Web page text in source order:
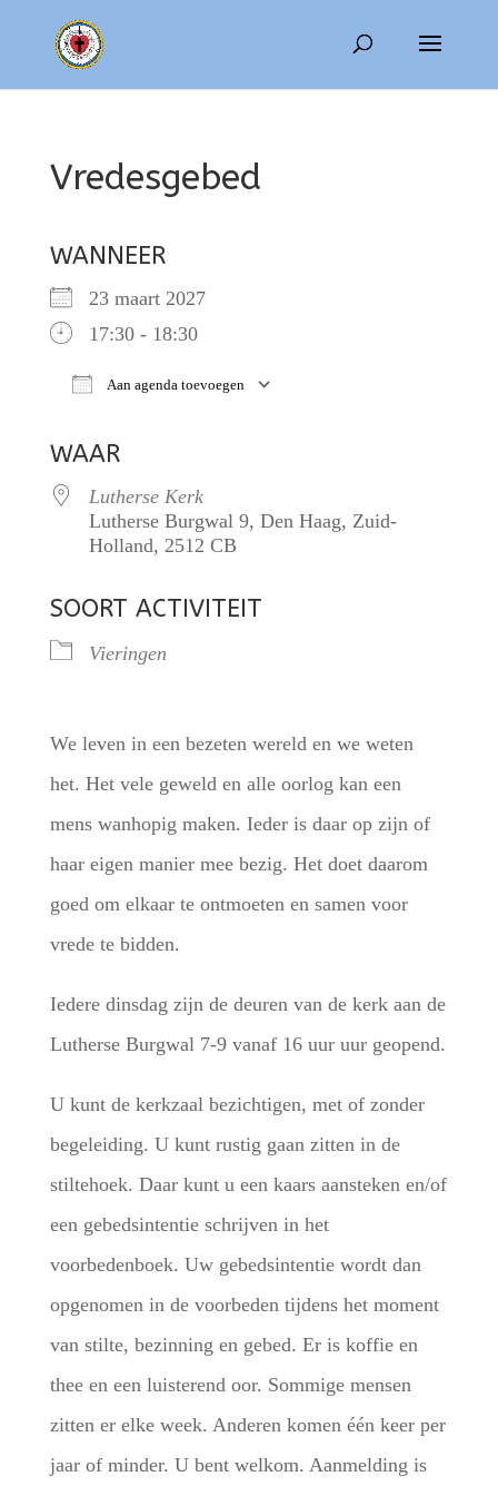
Vredesgebed
WANNEER
23 maart 2027
17:30 - 18:30
Aan agenda toevoegen
WAAR
Lutherse Kerk
Lutherse Burgwal 9, Den Haag, Zuid-
Holland, 2512 CB
SOORT ACTIVITEIT
Vieringen
We leven in een bezeten wereld en we weten
het. Het vele geweld en alle oorlog kan een
mens wanhopig maken. Ieder is daar op zijn of
haar eigen manier mee bezig. Het doet daarom
goed om elkaar te ontmoeten en samen voor
vrede te bidden.
Iedere dinsdag zijn de deuren van de kerk aan de
Lutherse Burgwal 7-9 vanaf 16 uur uur geopend.
U kunt de kerkzaal bezichtigen, met of zonder
begeleiding. U kunt rustig gaan zitten in de
stiltehoek. Daar kunt u een kaars aansteken en/of
een gebedsintentie schrijven in het
voorbedenboek. Uw gebedsintentie wordt dan
opgenomen in de voorbeden tijdens het moment
van stilte, bezinning en gebed. Er is koffie en
thee en een luisterend oor. Sommige mensen
zitten er elke week. Anderen komen één keer per
jaar of minder. U bent welkom. Aanmelding is